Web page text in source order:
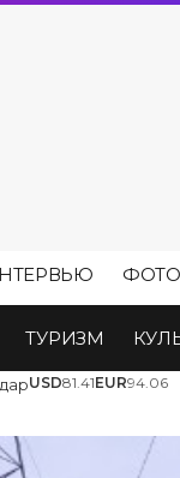
ТУРИЗМ
USD81.41EUR94.06